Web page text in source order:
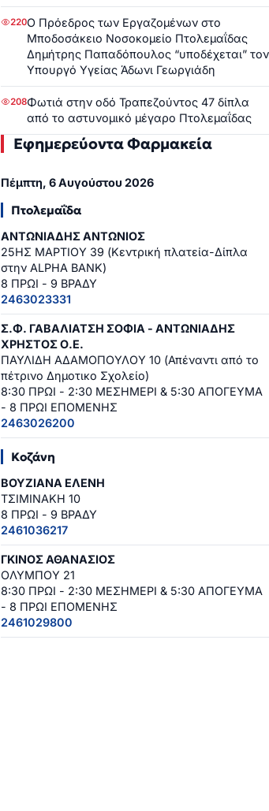
220Ο Πρόεδρος των Εργαζομένων στο
Μποδοσάκειο Νοσοκομείο Πτολεμαΐδας
Δημήτρης Παπαδόπουλος “υποδέχεται” τον
Υπουργό Υγείας Άδωνι Γεωργιάδη
208Φωτιά στην οδό Τραπεζούντος 47 δίπλα
από το αστυνομικό μέγαρο Πτολεμαΐδας
Εφημερεύοντα Φαρμακεία
Πέμπτη, 6 Αυγούστου 2026
Πτολεμαΐδα
ΑΝΤΩΝΙΑΔΗΣ ΑΝΤΩΝΙΟΣ
25ΗΣ ΜΑΡΤΙΟΥ 39 (Κεντρική πλατεία-Δίπλα
στην ALPHA BANK)
8 ΠΡΩΙ - 9 ΒΡΑΔΥ
2463023331
Σ.Φ. ΓΑΒΑΛΙΑΤΣΗ ΣΟΦΙΑ - ΑΝΤΩΝΙΑΔΗΣ
ΧΡΗΣΤΟΣ Ο.Ε.
ΠΑΥΛΙΔΗ ΑΔΑΜΟΠΟΥΛΟΥ 10 (Απέναντι από το
πέτρινο Δημοτικο Σχολείο)
8:30 ΠΡΩΙ - 2:30 ΜΕΣΗΜΕΡΙ & 5:30 ΑΠΟΓΕΥΜΑ
- 8 ΠΡΩΙ ΕΠΟΜΕΝΗΣ
2463026200
Κοζάνη
ΒΟΥΖΙΑΝΑ ΕΛΕΝΗ
ΤΣΙΜΙΝΑΚΗ 10
8 ΠΡΩΙ - 9 ΒΡΑΔΥ
2461036217
ΓΚΙΝΟΣ ΑΘΑΝΑΣΙΟΣ
ΟΛΥΜΠΟΥ 21
8:30 ΠΡΩΙ - 2:30 ΜΕΣΗΜΕΡΙ & 5:30 ΑΠΟΓΕΥΜΑ
- 8 ΠΡΩΙ ΕΠΟΜΕΝΗΣ
2461029800